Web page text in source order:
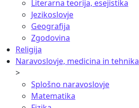
Literarna teorija, esejistika
Jezikoslovje
Geografija
Zgodovina
Religija
Naravoslovje, medicina in tehnika
>
Splošno naravoslovje
Matematika